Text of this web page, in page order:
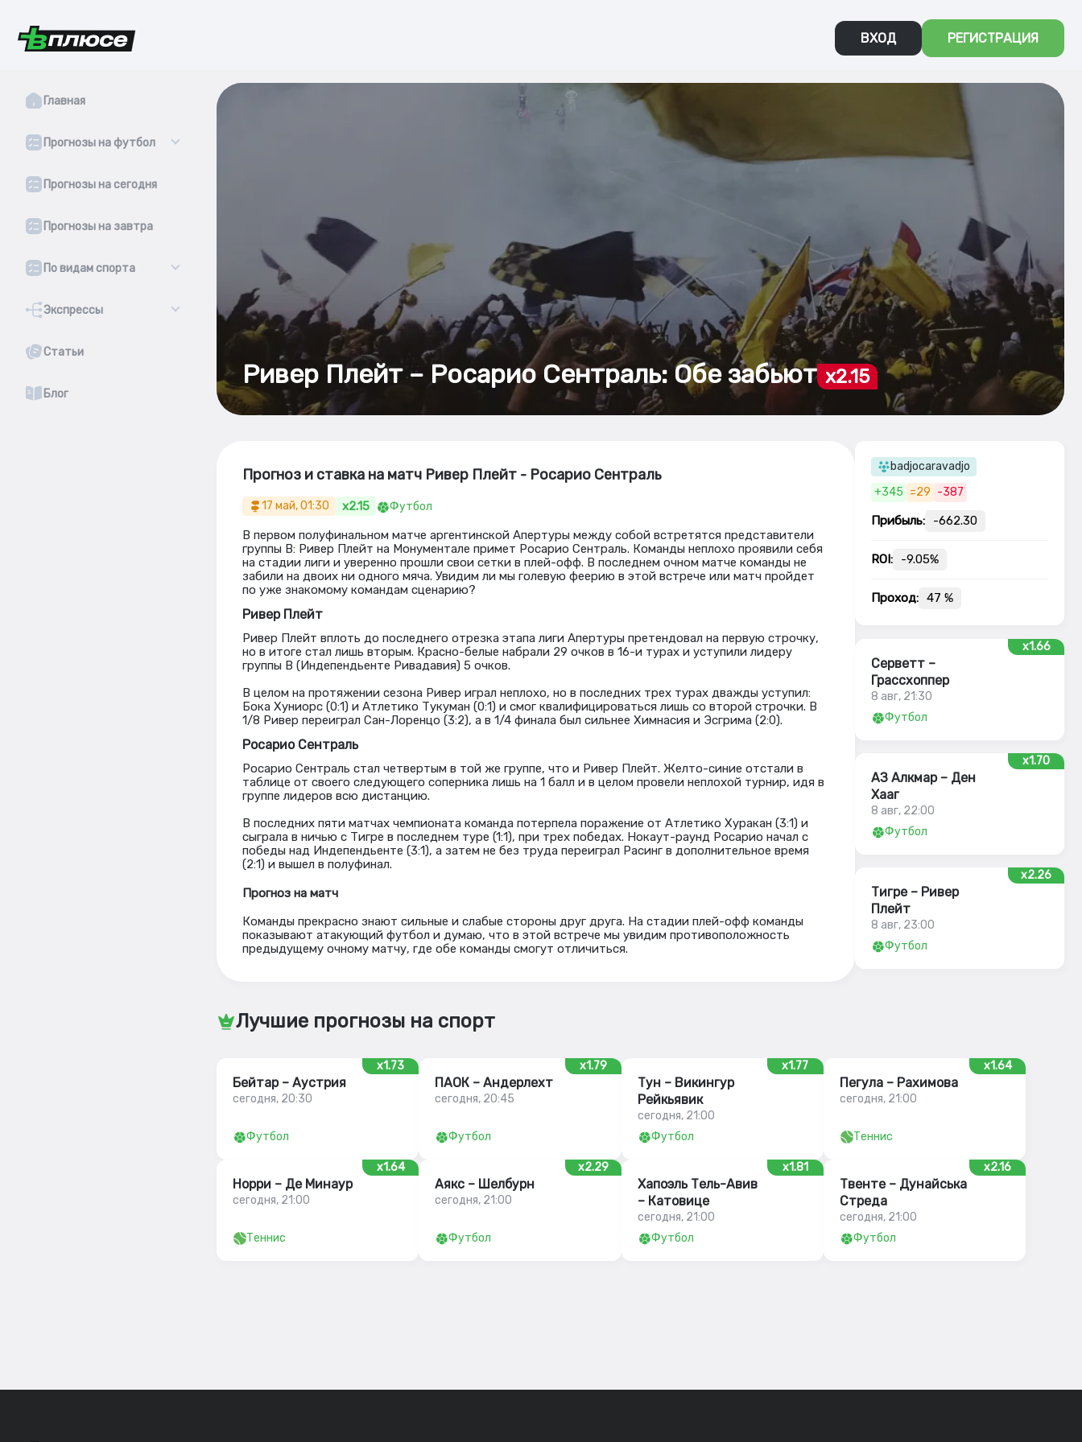
ВХОД РЕГИСТРАЦИЯ
Главная
Прогнозы на футбол
Прогнозы на сегодня
Прогнозы на завтра
По видам спорта
Экспрессы
Статьи
Блог
Ривер Плейт – Росарио Сентраль: Обе забьют x2.15
Прогноз и ставка на матч Ривер Плейт - Росарио Сентраль
17 май, 01:30 x2.15 Футбол
В первом полуфинальном матче аргентинской Апертуры между собой встретятся представители
группы В: Ривер Плейт на Монументале примет Росарио Сентраль. Команды неплохо проявили себя
на стадии лиги и уверенно прошли свои сетки в плей-офф. В последнем очном матче команды не
забили на двоих ни одного мяча. Увидим ли мы голевую феерию в этой встрече или матч пройдет
по уже знакомому командам сценарию?
Ривер Плейт
Ривер Плейт вплоть до последнего отрезка этапа лиги Апертуры претендовал на первую строчку,
но в итоге стал лишь вторым. Красно-белые набрали 29 очков в 16-и турах и уступили лидеру
группы В (Индепендьенте Ривадавия) 5 очков.
В целом на протяжении сезона Ривер играл неплохо, но в последних трех турах дважды уступил:
Бока Хуниорс (0:1) и Атлетико Тукуман (0:1) и смог квалифицироваться лишь со второй строчки. В
1/8 Ривер переиграл Сан-Лоренцо (3:2), а в 1/4 финала был сильнее Химнасия и Эсгрима (2:0).
Росарио Сентраль
Росарио Сентраль стал четвертым в той же группе, что и Ривер Плейт. Желто-синие отстали в
таблице от своего следующего соперника лишь на 1 балл и в целом провели неплохой турнир, идя в
группе лидеров всю дистанцию.
В последних пяти матчах чемпионата команда потерпела поражение от Атлетико Хуракан (3:1) и
сыграла в ничью с Тигре в последнем туре (1:1), при трех победах. Нокаут-раунд Росарио начал с
победы над Индепендьенте (3:1), а затем не без труда переиграл Расинг в дополнительное время
(2:1) и вышел в полуфинал.
Прогноз на матч
Команды прекрасно знают сильные и слабые стороны друг друга. На стадии плей-офф команды
показывают атакующий футбол и думаю, что в этой встрече мы увидим противоположность
предыдущему очному матчу, где обе команды смогут отличиться.
badjocaravadjo
+345 =29 -387
Прибыль: -662.30
ROI: -9.05%
Проход: 47 %
x1.66
Серветт –
Грассхоппер
8 авг, 21:30
Футбол
x1.70
АЗ Алкмар – Ден
Хааг
8 авг, 22:00
Футбол
x2.26
Тигре – Ривер
Плейт
8 авг, 23:00
Футбол
Лучшие прогнозы на спорт
x1.73
Бейтар – Аустрия
сегодня, 20:30
Футбол
x1.79
ПАОК – Андерлехт
сегодня, 20:45
Футбол
x1.77
Тун – Викингур
Рейкьявик
сегодня, 21:00
Футбол
x1.64
Пегула – Рахимова
сегодня, 21:00
Теннис
x1.64
Норри – Де Минаур
сегодня, 21:00
Теннис
x2.29
Аякс – Шелбурн
сегодня, 21:00
Футбол
x1.81
Хапоэль Тель-Авив
– Катовице
сегодня, 21:00
Футбол
x2.16
Твенте – Дунайська
Стреда
сегодня, 21:00
Футбол